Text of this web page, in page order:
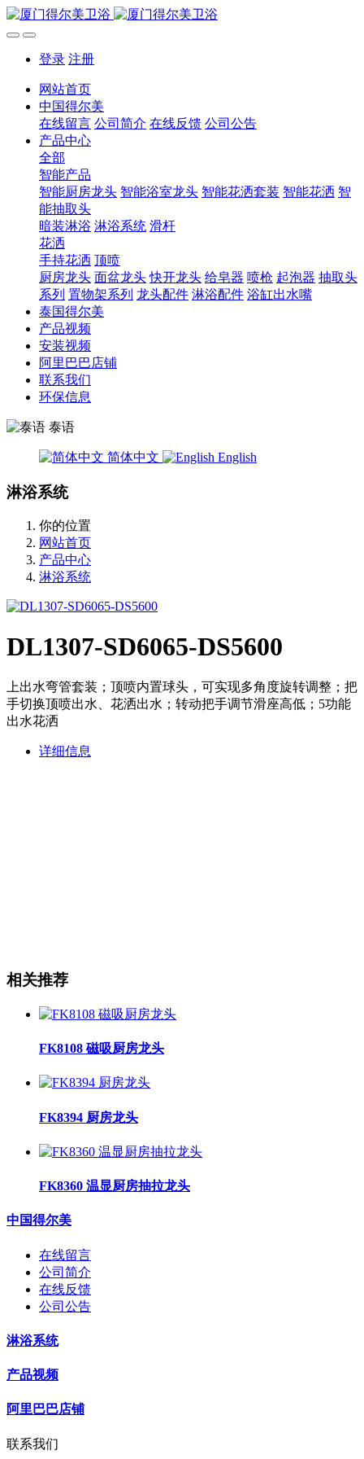
登录 注册
网站首页
中国得尔美
在线留言 公司简介 在线反馈 公司公告
产品中心
全部
智能产品
智能厨房龙头 智能浴室龙头 智能花洒套装 智能花洒 智
能抽取头
暗装淋浴 淋浴系统 滑杆
花洒
手持花洒 顶喷
厨房龙头 面盆龙头 快开龙头 给皂器 喷枪 起泡器 抽取头
系列 置物架系列 龙头配件 淋浴配件 浴缸出水嘴
泰国得尔美
产品视频
安装视频
阿里巴巴店铺
联系我们
环保信息
泰语
简体中文 English
淋浴系统
你的位置
网站首页
产品中心
淋浴系统
DL1307-SD6065-DS5600
上出水弯管套装；顶喷内置球头，可实现多角度旋转调整；把
手切换顶喷出水、花洒出水；转动把手调节滑座高低；5功能
出水花洒
详细信息
相关推荐
FK8108 磁吸厨房龙头
FK8394 厨房龙头
FK8360 温显厨房抽拉龙头
中国得尔美
在线留言
公司简介
在线反馈
公司公告
淋浴系统
产品视频
阿里巴巴店铺
联系我们